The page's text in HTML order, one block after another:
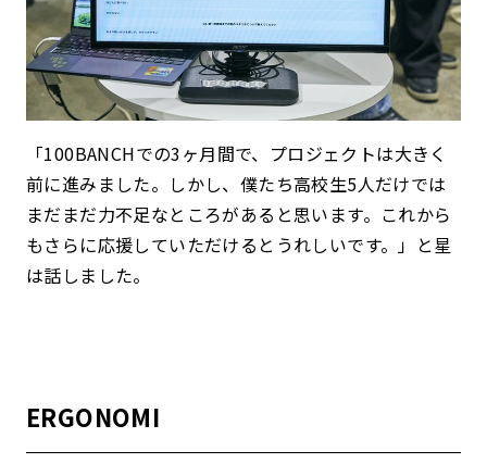
「100BANCHでの3ヶ月間で、プロジェクトは大きく
前に進みました。しかし、僕たち高校生5人だけでは
まだまだ力不足なところがあると思います。これから
もさらに応援していただけるとうれしいです。」と星
は話しました。
ERGONOMI